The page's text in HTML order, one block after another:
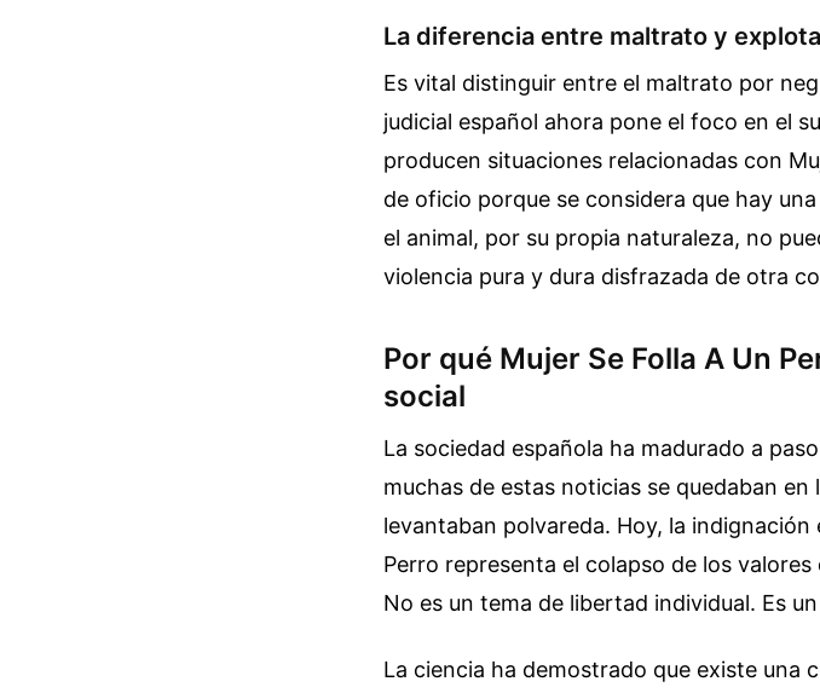
La diferencia entre maltrato y
Es vital distinguir entre el maltrato por
judicial español ahora pone el foco en el
producen situaciones relacionadas con
de oficio porque se considera que hay
el animal, por su propia naturaleza, no
violencia pura y dura disfrazada de otra
Por qué Mujer Se Folla A Un
social
La sociedad española ha madurado a
muchas de estas noticias se quedaban
levantaban polvareda. Hoy, la indignación
Perro representa el colapso de los
No es un tema de libertad individual. Es
La ciencia ha demostrado que existe una